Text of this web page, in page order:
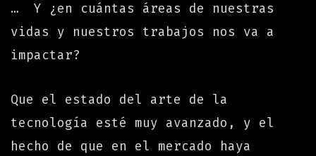
… Y ¿en cuántas áreas de nuestras
vidas y nuestros trabajos nos va a
impactar?
Que el estado del arte de la
tecnología esté muy avanzado, y el
hecho de que en el mercado haya